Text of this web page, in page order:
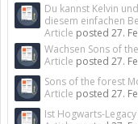
Du kannst Kelvin
diesem einfachen
Article posted 27.
Wachsen Sons of
Article posted 27.
Sons of the forest
Article posted 27.
Ist Hogwarts-